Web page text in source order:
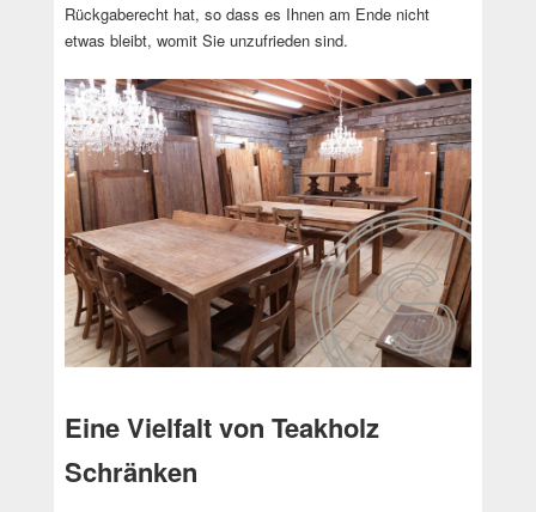
Rückgaberecht hat, so dass es Ihnen am Ende nicht
etwas bleibt, womit Sie unzufrieden sind.
Eine Vielfalt von Teakholz
Schränken